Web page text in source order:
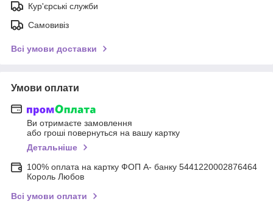
Кур'єрські служби
Самовивіз
Всі умови доставки
Умови оплати
Ви отримаєте замовлення
або гроші повернуться на вашу картку
Детальніше
100% оплата на картку ФОП А- банку 5441220002876464
Король Любов
Всі умови оплати